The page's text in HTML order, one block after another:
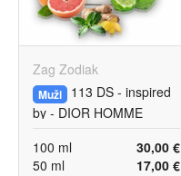
Zag Zodiak
Muži
113 DS - inspired
by - DIOR HOMME
SPORT
30,00 €
100 ml
17,00 €
50 ml